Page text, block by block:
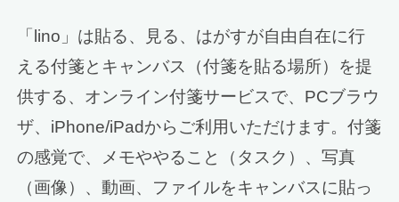
「lino」は貼る、見る、はがすが自由自在に行
える付箋とキャンバス（付箋を貼る場所）を提
供する、オンライン付箋サービスで、PCブラウ
ザ、iPhone/iPadからご利用いただけます。付箋
の感覚で、メモややること（タスク）、写真
（画像）、動画、ファイルをキャンバスに貼っ